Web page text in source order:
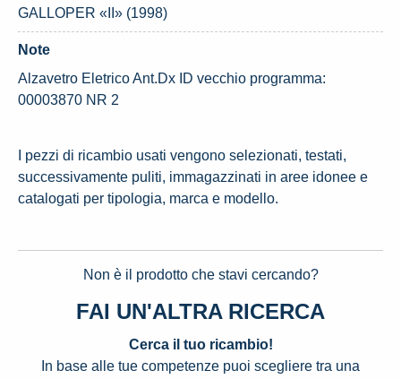
GALLOPER «II» (1998)
Note
Alzavetro Eletrico Ant.Dx ID vecchio programma:
00003870 NR 2
I pezzi di ricambio usati vengono selezionati, testati,
successivamente puliti, immagazzinati in aree idonee e
catalogati per tipologia, marca e modello.
Non è il prodotto che stavi cercando?
FAI UN'ALTRA RICERCA
Cerca il tuo ricambio!
In base alle tue competenze puoi scegliere tra una